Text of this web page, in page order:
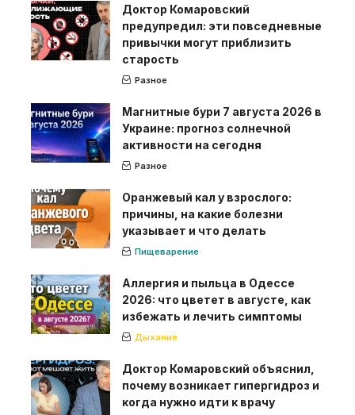
Доктор Комаровский
предупредил: эти повседневные
привычки могут приблизить
старость
Разное
Магнитные бури 7 августа 2026 в
Украине: прогноз солнечной
активности на сегодня
Разное
Оранжевый кал у взрослого:
причины, на какие болезни
указывает и что делать
Пищеварение
Аллергия и пыльца в Одессе
2026: что цветет в августе, как
избежать и лечить симптомы
Дыхание
Доктор Комаровский объяснил,
почему возникает гипергидроз и
когда нужно идти к врачу